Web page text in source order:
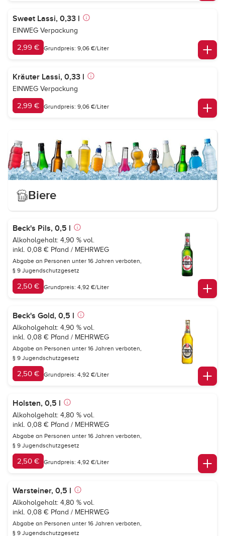
Sweet Lassi, 0,33 l
EINWEG Verpackung
2,99 € Grundpreis: 9,06 €/Liter
Kräuter Lassi, 0,33 l
EINWEG Verpackung
2,99 € Grundpreis: 9,06 €/Liter
Biere
Beck's Pils, 0,5 l
Alkoholgehalt: 4,90 % vol.
inkl. 0,08 € Pfand / MEHRWEG
Abgabe an Personen unter 16 Jahren verboten,
§ 9 Jugendschutzgesetz
2,50 € Grundpreis: 4,92 €/Liter
Beck's Gold, 0,5 l
Alkoholgehalt: 4,90 % vol.
inkl. 0,08 € Pfand / MEHRWEG
Abgabe an Personen unter 16 Jahren verboten,
§ 9 Jugendschutzgesetz
2,50 € Grundpreis: 4,92 €/Liter
Holsten, 0,5 l
Alkoholgehalt: 4,80 % vol.
inkl. 0,08 € Pfand / MEHRWEG
Abgabe an Personen unter 16 Jahren verboten,
§ 9 Jugendschutzgesetz
2,50 € Grundpreis: 4,92 €/Liter
Warsteiner, 0,5 l
Alkoholgehalt: 4,80 % vol.
inkl. 0,08 € Pfand / MEHRWEG
Abgabe an Personen unter 16 Jahren verboten,
§ 9 Jugendschutzgesetz